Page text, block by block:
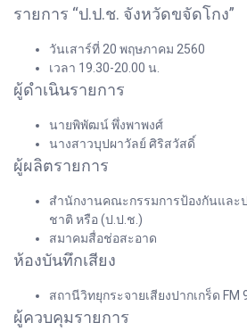
รายการ “ป.ป.ช. จังหวัดขจัดโกง”
วันเสาร์ที่ 20 พฤษภาคม 2560
เวลา 19.30-20.00 น.
ผู้ดำเนินรายการ
นายพิพัฒน์ พึ่งพาพงศ์
นางสาวบุปผาวัลย์ ศิริสวัสดิ์
ผู้ผลิตรายการ
สำนักงานคณะกรรมการป้องกันและ
ชาติ หรือ (ป.ป.ช.)
สมาคมสื่อช่อสะอาด
ห้องบันทึกเสียง
สถานีวิทยุกระจายเสียงปากเกร็ด
ผู้ควบคุมรายการ